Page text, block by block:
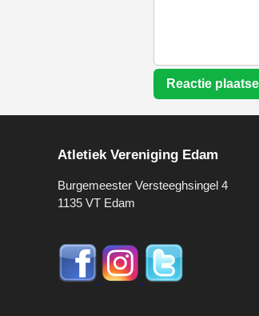
Reactie
Atletiek Vereniging Edam
Burgemeester Versteeghsingel 4
1135 VT Edam